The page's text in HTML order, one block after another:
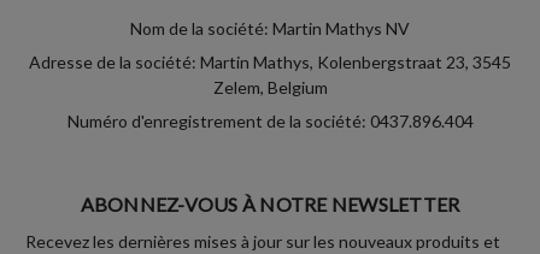
Nom de la société: Martin Mathys NV
Adresse de la société: Martin Mathys, Kolenbergstraat 23, 3545
Zelem, Belgium
Numéro d'enregistrement de la société: 0437.896.404
ABONNEZ-VOUS À NOTRE NEWSLETTER
Recevez les dernières mises à jour sur les nouveaux produits et